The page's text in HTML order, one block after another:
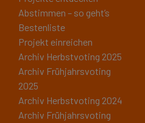
Abstimmen – so geht’s
Bestenliste
Projekt einreichen
Archiv Herbstvoting 2025
Archiv Frühjahrsvoting
2025
Archiv Herbstvoting 2024
Archiv Frühjahrsvoting